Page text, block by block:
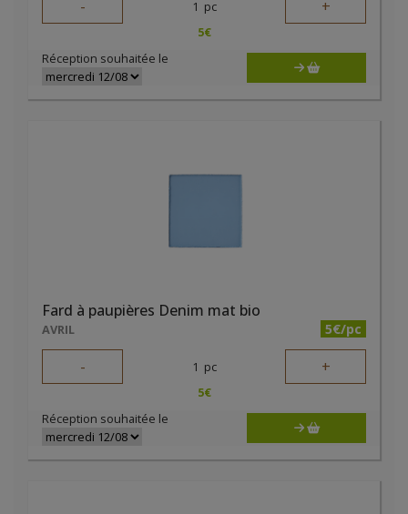
- 1 pc +
5€
Réception souhaitée le
Fard à paupières Denim mat bio
AVRIL 5€/pc
- 1 pc +
5€
Réception souhaitée le